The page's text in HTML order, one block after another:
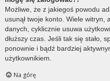
Możliwe, że z jakiegoś powodu
usunął twoje konto. Wiele witryn,
danych, cyklicznie usuwa
dłuższy czas. Jeśli tak się stało,
ponownie i bądź bardziej
użytkownikiem.
Na górę